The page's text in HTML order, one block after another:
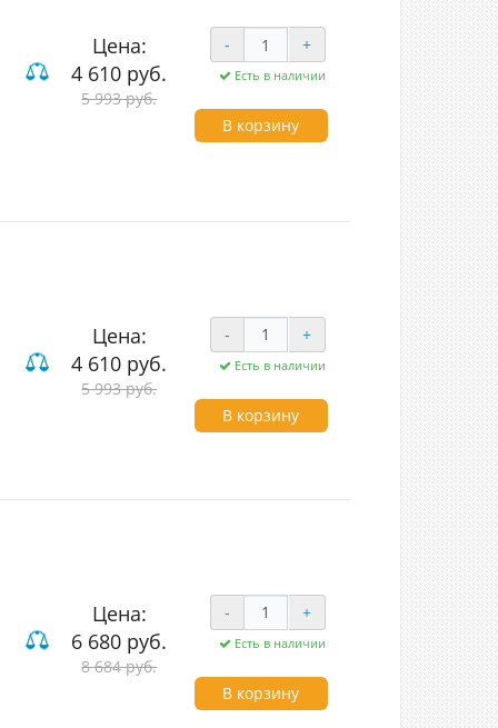
Цена:
4 610 руб.
5 993 руб.
- +
Есть в наличии
В корзину
Цена:
4 610 руб.
5 993 руб.
- +
Есть в наличии
В корзину
Цена:
6 680 руб.
8 684 руб.
- +
Есть в наличии
В корзину